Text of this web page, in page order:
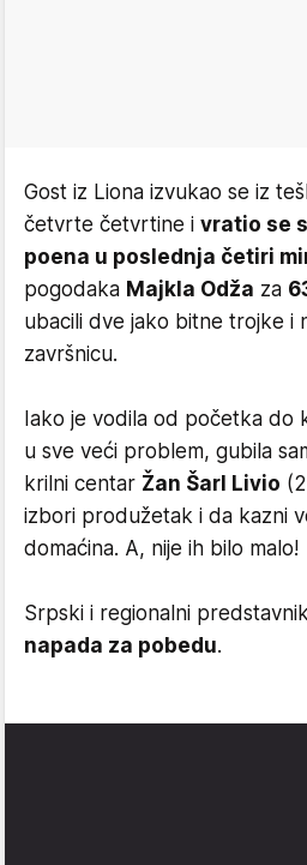
Gost iz Liona izvukao se iz
četvrte četvrtine i vratio se
poena u poslednja četiri
pogodaka Majkla Odža za
ubacili dve jako bitne trojke i
završnicu.
Iako je vodila od početka do
u sve veći problem, gubila
krilni centar Žan Šarl Livio
izbori produžetak i da kazni
domaćina. A, nije ih bilo malo!
Srpski i regionalni
napada za pobedu.